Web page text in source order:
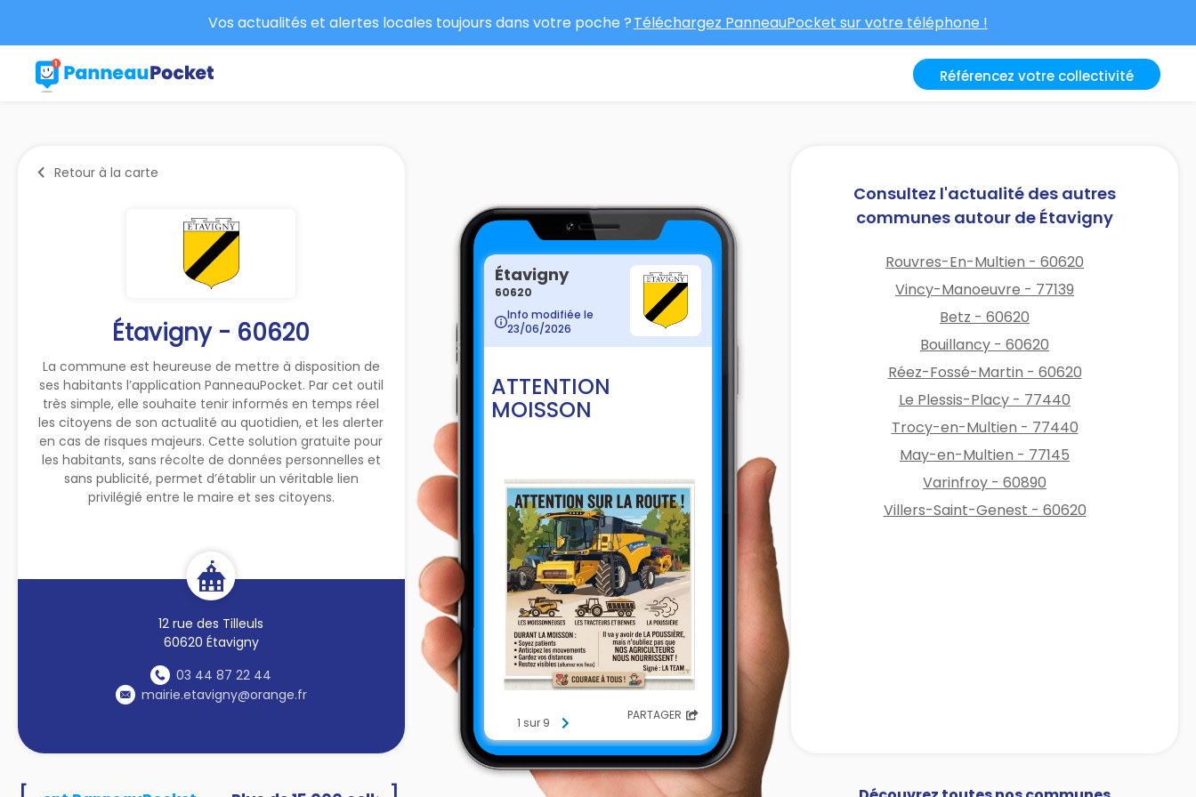
Vos actualités et alertes locales toujours dans votre poche ?Téléchargez PanneauPocket sur votre téléphone !
Référencez votre collectivité
Retour à la carte
Étavigny - 60620
La commune est heureuse de mettre à disposition de
ses habitants l’application PanneauPocket. Par cet outil
très simple, elle souhaite tenir informés en temps réel
les citoyens de son actualité au quotidien, et les alerter
en cas de risques majeurs. Cette solution gratuite pour
les habitants, sans récolte de données personnelles et
sans publicité, permet d’établir un véritable lien
privilégié entre le maire et ses citoyens.
12 rue des Tilleuls
60620 Étavigny
03 44 87 22 44
mairie.etavigny@orange.fr
Étavigny
60620
Info modifiée le
23/06/2026
ATTENTION
MOISSON
1 sur 9 PARTAGER
Consultez l'actualité des autres
communes autour de Étavigny
Rouvres-En-Multien - 60620
Vincy-Manoeuvre - 77139
Betz - 60620
Bouillancy - 60620
Réez-Fossé-Martin - 60620
Le Plessis-Placy - 77440
Trocy-en-Multien - 77440
May-en-Multien - 77145
Varinfroy - 60890
Villers-Saint-Genest - 60620